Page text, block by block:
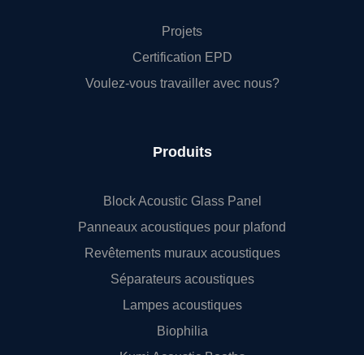
Projets
Certification EPD
Voulez-vous travailler avec nous?
Produits
Block Acoustic Glass Panel
Panneaux acoustiques pour plafond
Revêtements muraux acoustiques
Séparateurs acoustiques
Lampes acoustiques
Biophilia